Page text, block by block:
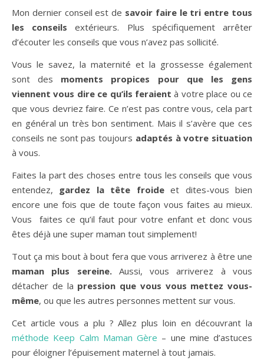
Mon dernier conseil est de savoir faire le tri entre tous
les conseils extérieurs. Plus spécifiquement arrêter
d’écouter les conseils que vous n’avez pas sollicité.
Vous le savez, la maternité et la grossesse également
sont des moments propices pour que les gens
viennent vous dire ce qu’ils feraient à votre place ou ce
que vous devriez faire. Ce n’est pas contre vous, cela part
en général un très bon sentiment. Mais il s’avère que ces
conseils ne sont pas toujours adaptés à votre situation
à vous.
Faites la part des choses entre tous les conseils que vous
entendez, gardez la tête froideet dites-vous bien
encore une fois que de toute façon vous faites au mieux.
Vous faites ce qu’il faut pour votre enfant et donc vous
êtes déjà une super maman tout simplement!
Tout ça mis bout à bout fera que vous arriverez à être une
maman plus sereine.Aussi, vous arriverez à vous
détacher de la pression que vous vous mettez vous-
même, ou que les autres personnes mettent sur vous.
Cet article vous a plu ? Allez plus loin en découvrant la
méthode Keep Calm Maman Gère – une mine d’astuces
pour éloigner l’épuisement maternel à tout jamais.